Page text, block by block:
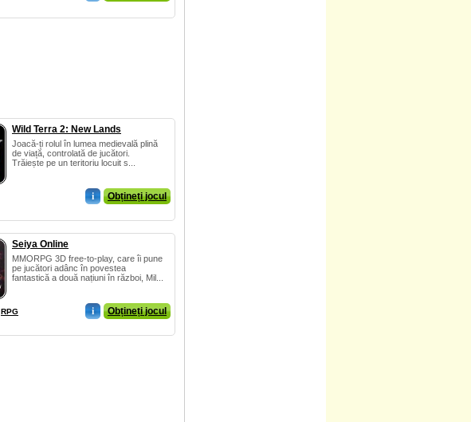
Wild Terra 2: New Lands
Joacă-ți rolul în lumea medievală plină
de viață, controlată de jucători.
Trăiește pe un teritoriu locuit s...
i Obțineți jocul
Seiya Online
MMORPG 3D free-to-play, care îi pune
pe jucători adânc în povestea
fantastică a două națiuni în război, Mil...
RPG i Obțineți jocul